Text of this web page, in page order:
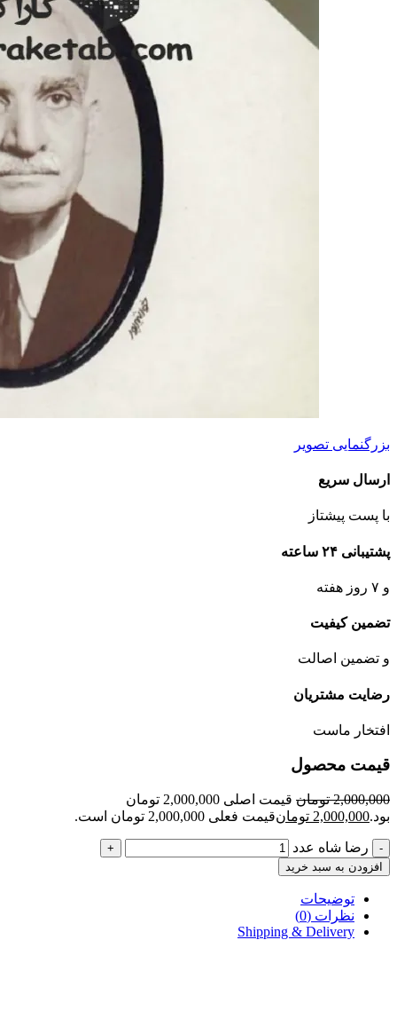
بزرگنمایی تصویر
ارسال سریع
با پست پیشتاز
پشتیبانی ۲۴ ساعته
و ۷ روز هفته
تضمین کیفیت
و تضمین اصالت
رضایت مشتریان
افتخار ماست
قیمت محصول
2,000,000 تومان
قیمت اصلی 2,000,000 تومان
بود.2,000,000 تومانقیمت فعلی 2,000,000 تومان است.
- رضا شاه عدد
+
افزودن به سبد خرید
توضیحات
نظرات (0)
Shipping & Delivery